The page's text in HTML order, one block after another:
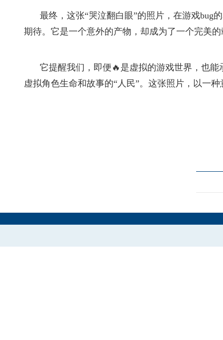
最终，这张“哭泣翻白眼”的照片，在游戏bug
期待。它是一个意外的产物，却成为了一个完美
它提醒我们，即便🔥是虚拟的游戏世界，也
虚拟角色生命和故事的“人民”。这张照片，以一